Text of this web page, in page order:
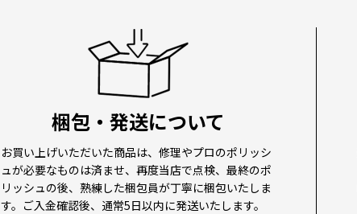
梱包・発送について
お買い上げいただいた商品は、修理やプロのポリッシ
ュが必要なものは済ませ、再度当店で点検、最終のポ
リッシュの後、熟練した梱包員が丁寧に梱包いたしま
す。ご入金確認後、通常5日以内に発送いたします。